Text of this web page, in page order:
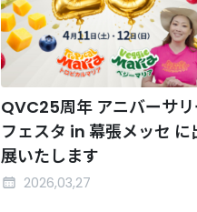
QVC25周年 アニバーサ
フェスタ in 幕張メッセ に
展いたします
2026,03,27